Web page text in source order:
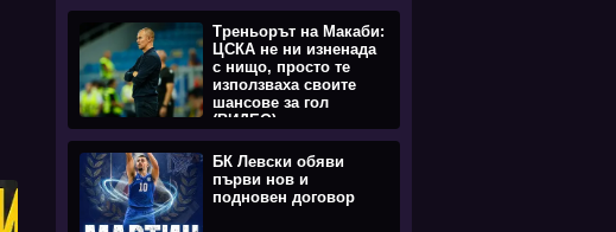
Треньорът на Макаби:
ЦСКА не ни изненада
с нищо, просто те
използваха своите
шансове за гол
(ВИДЕО)
БК Левски обяви
първи нов и
подновен договор